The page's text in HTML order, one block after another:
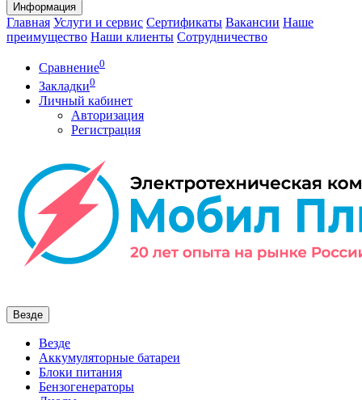
Информация
Главная Услуги и сервис Сертификаты Вакансии Наше
преимущество Наши клиенты Сотрудничество
Сравнение0
Закладки0
Личный кабинет
Авторизация
Регистрация
Везде
Везде
Аккумуляторные батареи
Блоки питания
Бензогенераторы